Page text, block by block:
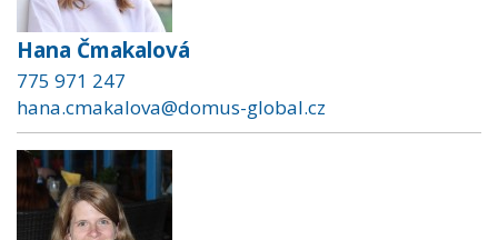
Hana Čmakalová
775 971 247
hana.cmakalova@domus-global.cz